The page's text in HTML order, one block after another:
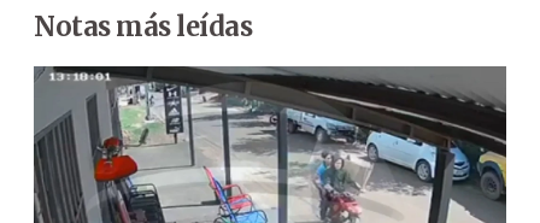
Notas más leídas